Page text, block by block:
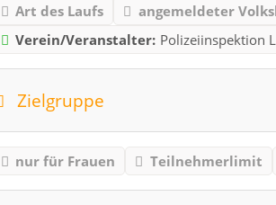
Art des Laufs angemeldeter
Verein/Veranstalter: Polizeiinspektion
Zielgruppe
nur für Frauen Teilnehmerlimit